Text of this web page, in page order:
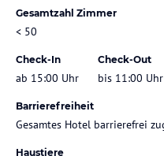
Gesamtzahl Zimmer
< 50
Check-In
ab 15:00 Uhr
Check-Out
bis 11:00 Uhr
Barrierefreiheit
Gesamtes Hotel barrierefrei
Haustiere